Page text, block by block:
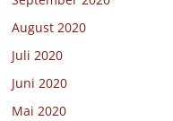
August 2020
Juli 2020
Juni 2020
Mai 2020